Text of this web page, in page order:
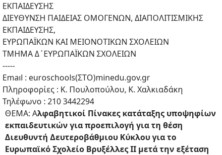
ΕΚΠΑΙΔΕΥΣΗΣ
ΔΙΕΥΘΥΝΣΗ ΠΑΙΔΕΙΑΣ ΟΜΟΓΕΝΩΝ, ΔΙΑΠΟΛΙΤΙΣΜΙΚΗΣ
ΕΚΠΑΙΔΕΥΣΗΣ,
ΕΥΡΩΠΑΪΚΩΝ ΚΑΙ ΜΕΙΟΝΟΤΙΚΩΝ ΣΧΟΛΕΙΩΝ
ΤΜΗΜΑ Δ΄ΕΥΡΩΠΑΪΚΩΝ ΣΧΟΛΕΙΩΝ
-----
Emaıl : euroschools(ΣΤΟ)minedu.gov.gr
Πληροφορίες : Κ. Πουλοπούλου, Κ. Χαλκιαδάκη
Τηλέφωνο : 210 3442294
ΘΕΜΑ: Αλφαβητικοί Πίνακες κατάταξης υποψηφίων
εκπαιδευτικών για προεπιλογή για τη θέση
Διευθυντή Δευτεροβάθμιου Κύκλου για το
Ευρωπαϊκό Σχολείο Βρυξέλλες II μετά την εξέταση